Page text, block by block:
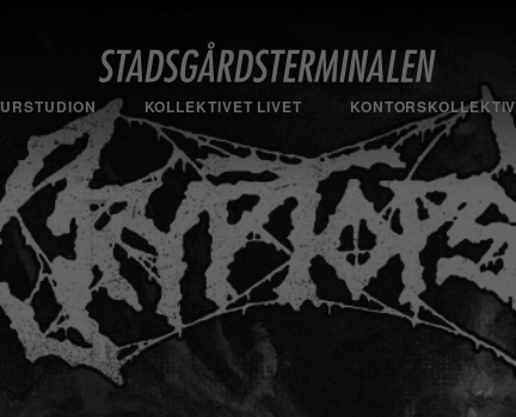
KOLLEKTIVET LIVET KONTORSKOLLEKTIV